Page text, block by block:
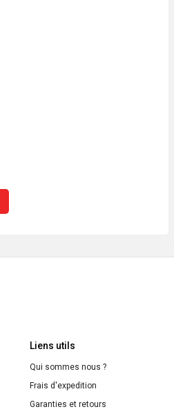
Liens utils
Qui sommes nous ?
Frais d'expedition
Garanties et retours